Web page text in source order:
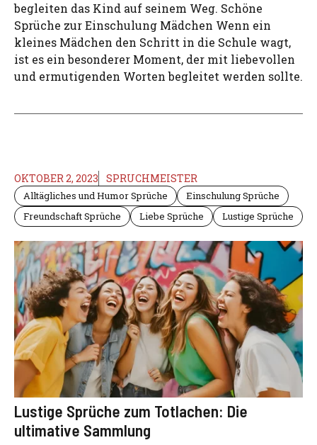
begleiten das Kind auf seinem Weg. Schöne
Sprüche zur Einschulung Mädchen Wenn ein
kleines Mädchen den Schritt in die Schule wagt,
ist es ein besonderer Moment, der mit liebevollen
und ermutigenden Worten begleitet werden sollte.
OKTOBER 2, 2023 SPRUCHMEISTER
Alltägliches und Humor Sprüche
Einschulung Sprüche
Freundschaft Sprüche
Liebe Sprüche Lustige Sprüche
Lustige Sprüche zum Totlachen: Die
ultimative Sammlung